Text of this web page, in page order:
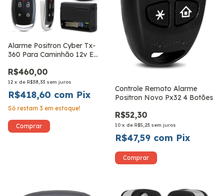
Alarme Positron Cyber Tx-
360 Para Caminhão 12v E
R$460,00
12 x de R$38,33 sem juros
R$418,60 com Pix
Só restam 3 em estoque!
Controle Remoto Alarme
Positron Novo Px32 4 Botões
R$52,30
10 x de R$5,23 sem juros
R$47,59 com Pix